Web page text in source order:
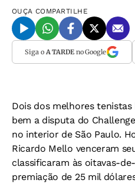
OUÇA COMPARTILHE
Siga o A TARDEno Google
Dois dos melhores
bem a disputa do
no interior de São Paulo.
Ricardo Mello venceram
classificaram às oitavas-
premiação de 25 mil